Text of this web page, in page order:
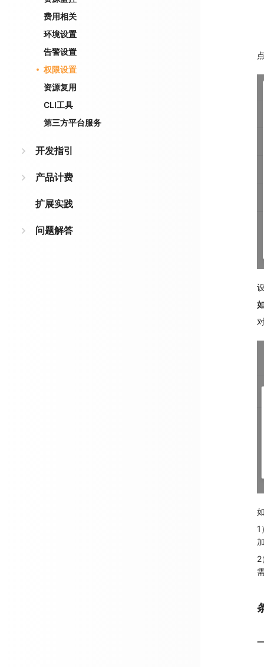
费用相关
环境设置
告警设置
权限设置
资源复用
CLI工具
第三方平台服务
开发指引
产品计费
扩展实践
问题解答
1
2